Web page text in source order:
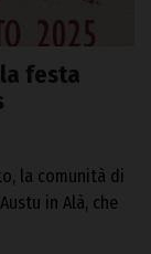
festa
la comunità di
in Alà, che